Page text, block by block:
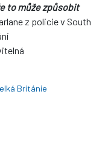
to může způsobit
z policie v South
Británie